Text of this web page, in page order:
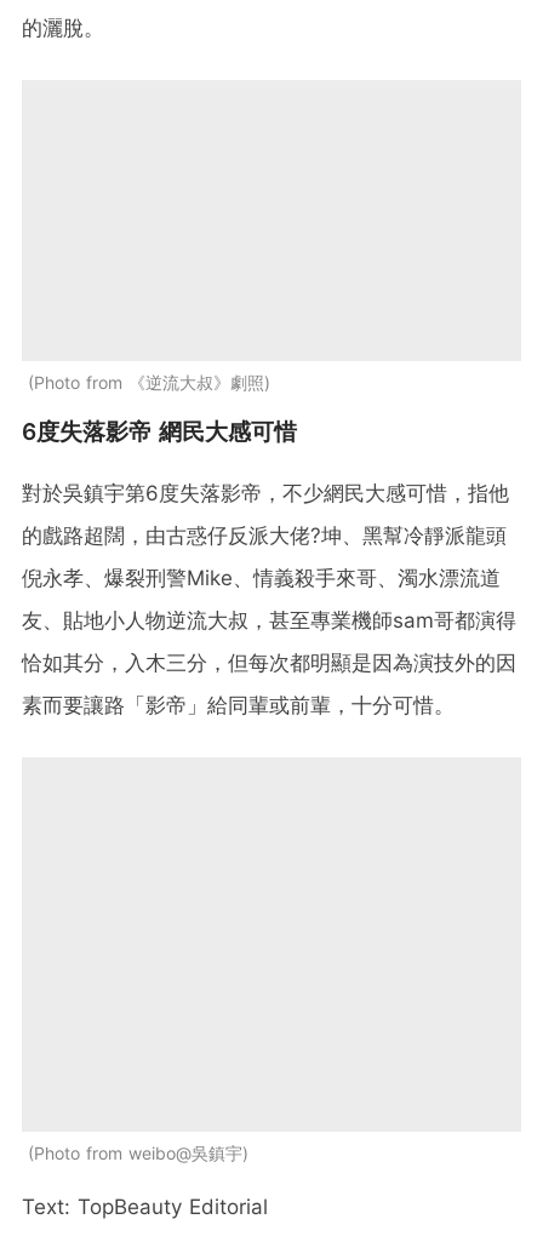
的灑脫。
Photo from 《逆流大叔》劇照
6度失落影帝 網民大感可惜
對於吳鎮宇第6度失落影帝，不少網民大感可惜，指他
的戲路超闊，由古惑仔反派大佬?坤、黑幫冷靜派龍頭
倪永孝、爆裂刑警Mike、情義殺手來哥、濁水漂流道
友、貼地小人物逆流大叔，甚至專業機師sam哥都演得
恰如其分，入木三分，但每次都明顯是因為演技外的因
素而要讓路「影帝」給同輩或前輩，十分可惜。
Photo from weibo@吳鎮宇
Text: TopBeauty Editorial